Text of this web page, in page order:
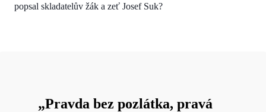
popsal skladatelův žák a zeť Josef Suk?
„Pravda bez pozlátka, pravá